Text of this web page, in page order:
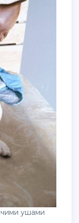
ушами